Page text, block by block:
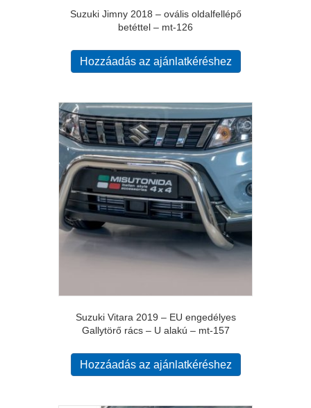
Suzuki Jimny 2018 – ovális oldalfellépő
betéttel – mt-126
Hozzáadás az ajánlatkéréshez
Suzuki Vitara 2019 – EU engedélyes
Gallytörő rács – U alakú – mt-157
Hozzáadás az ajánlatkéréshez